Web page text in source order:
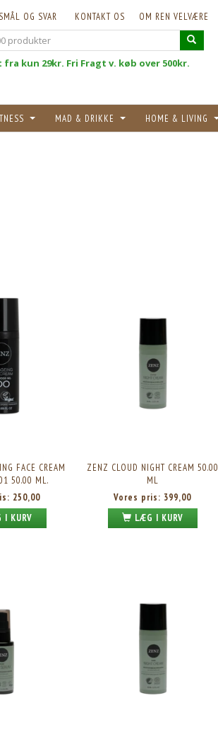
OM REN VELVÆRE
KONTAKT OS
OG SVAR
fra kun 29kr. Fri Fragt v. køb over 500kr.
MAD & DRIKKE HOME & LIVING
FACE CREAM
50.00 ML.
250,00
I KURV
ZENZ CLOUD NIGHT CREAM 50.00
ML
Vores pris: 399,00
LÆG I KURV